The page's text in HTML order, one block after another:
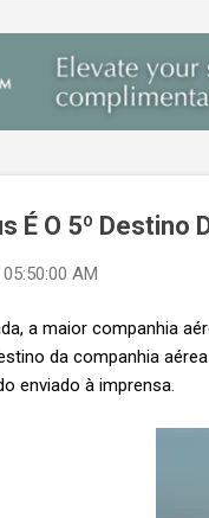
É O 5º Destino
AM
a maior companhia
da companhia
enviado à imprensa.